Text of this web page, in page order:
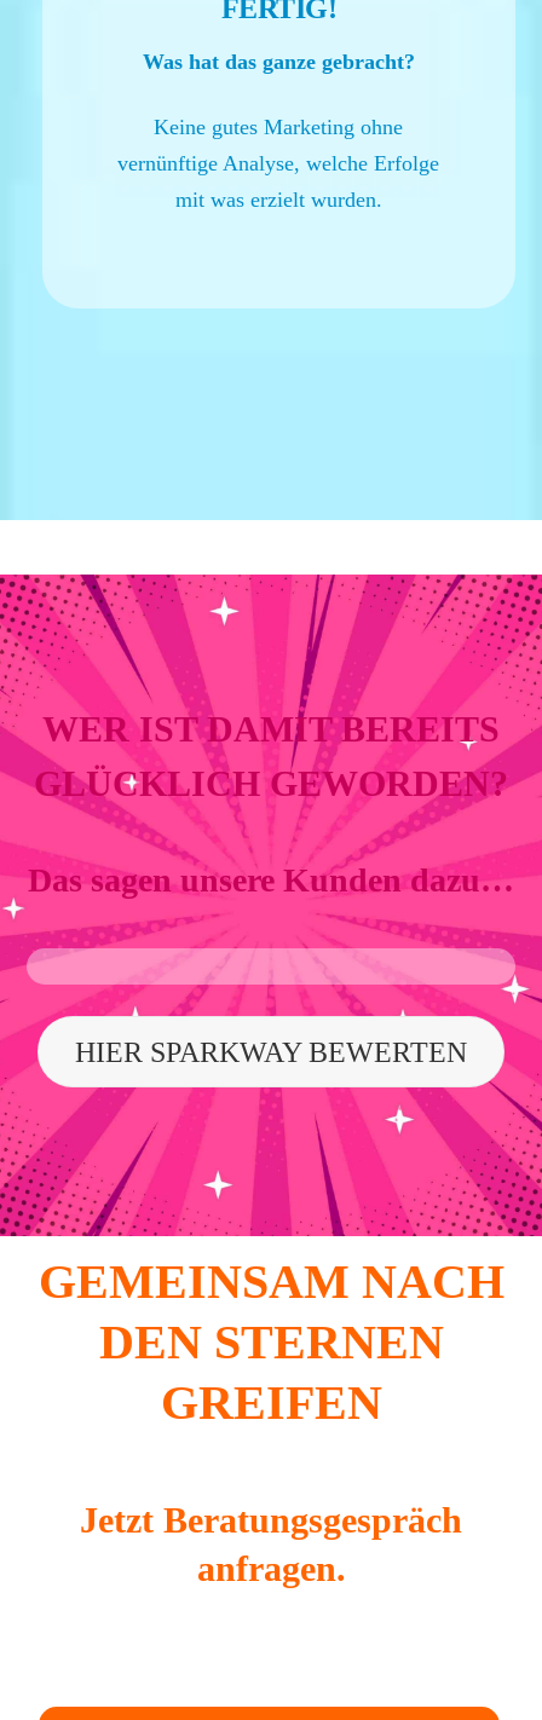
FERTIG!
Was hat das ganze gebracht?
Keine gutes Marketing ohne
vernünftige Analyse, welche Erfolge
mit was erzielt wurden.
WER IST DAMIT BEREITS
GLÜCKLICH GEWORDEN?
Das sagen unsere Kunden dazu…
HIER SPARKWAY BEWERTEN
GEMEINSAM NACH
DEN STERNEN
GREIFEN
Jetzt Beratungsgespräch
anfragen.